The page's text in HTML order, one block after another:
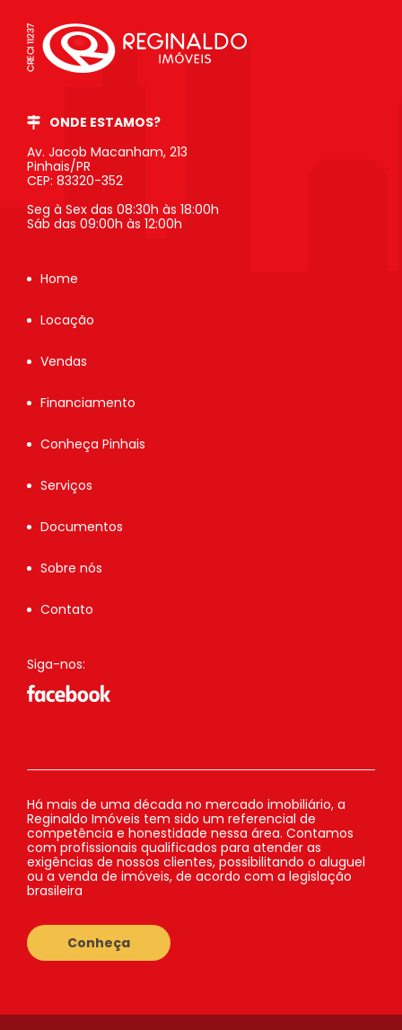
ONDE ESTAMOS?
Av. Jacob Macanham, 213
Pinhais/PR
CEP: 83320-352
Seg à Sex das 08:30h às 18:00h
Sáb das 09:00h às 12:00h
Home
Locação
Vendas
Financiamento
Conheça Pinhais
Serviços
Documentos
Sobre nós
Contato
Siga-nos:
Há mais de uma década no mercado imobiliário, a
Reginaldo Imóveis tem sido um referencial de
competência e honestidade nessa área. Contamos
com profissionais qualificados para atender as
exigências de nossos clientes, possibilitando o aluguel
ou a venda de imóveis, de acordo com a legislação
brasileira
Conheça